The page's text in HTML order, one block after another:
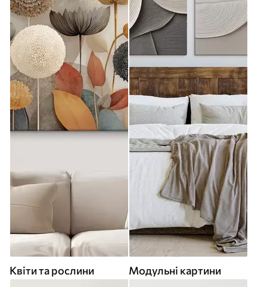
Квіти та рослини Модульні картини